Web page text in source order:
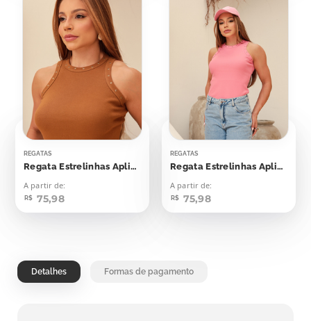
REGATAS
Regata Estrelinhas Aplicação
A partir de:
R$ 75,98
REGATAS
Regata Estrelinhas Aplicação
A partir de:
R$ 75,98
Detalhes Formas de pagamento